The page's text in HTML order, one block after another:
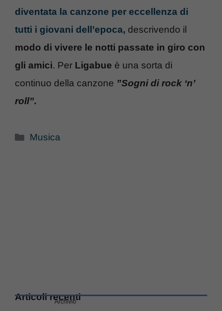
diventata la canzone per eccellenza di
tutti i giovani dell’epoca, descrivendo il
modo di vivere le notti passate in giro con
gli amici. Per Ligabue è una sorta di
continuo della canzone ”Sogni di rock ‘n’
roll”.
Categorie
Musica
Articoli recenti
Archivio